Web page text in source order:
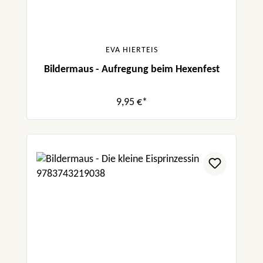
EVA HIERTEIS
Bildermaus - Aufregung beim Hexenfest
9,95 €*